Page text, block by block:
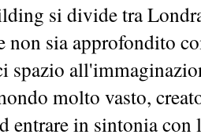
si divide tra
non sia approfondito
spazio
molto vasto,
entrare in sintonia